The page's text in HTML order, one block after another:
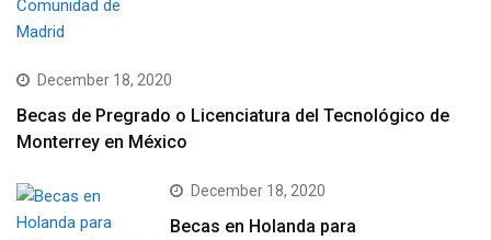
December 18, 2020
Becas de Pregrado o Licenciatura del Tecnológico de
Monterrey en México
December 18, 2020
Becas en Holanda para